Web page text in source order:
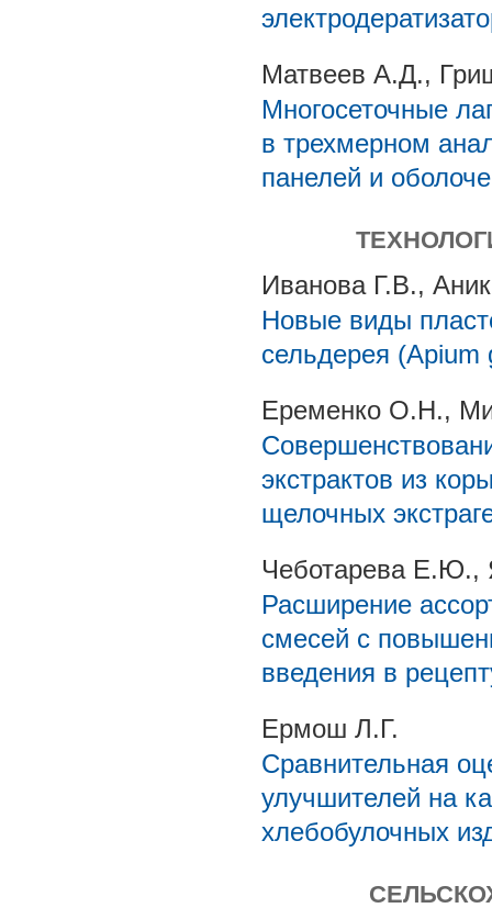
Матвеев А.Д.,
Многосеточные
в трехмерном
панелей и
Иванова Г.В.,
Новые виды
сельдерея (Apium
Еременко О.Н.,
экстрактов из
щелочных
Чеботарева
Расширение
смесей с
введения в
Ермош Л.Г.
Сравнительная
улучшителей на
хлебобулочных